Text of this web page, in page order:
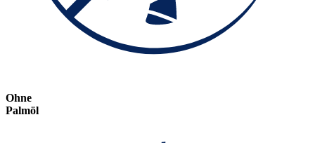
Ohne
Palmöl